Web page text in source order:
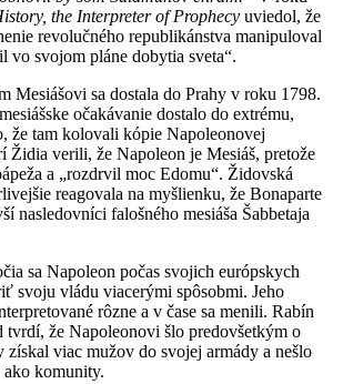
the Interpreter of Prophecy uviedol, že
revolučného republikánstva manipuloval
vo svojom pláne dobytia sveta“.
Mesiášovi sa dostala do Prahy v roku 1798.
očakávanie dostalo do extrému,
že tam kolovali kópie Napoleonovej
Židia verili, že Napoleon je Mesiáš, pretože
a „rozdrvil moc Edomu“. Židovská
reagovala na myšlienku, že Bonaparte
nasledovníci falošného mesiáša Šabbetaja
sa Napoleon počas svojich európskych
svoju vládu viacerými spôsobmi. Jeho
rôzne a v čase sa menili. Rabín
tvrdí, že Napoleonovi šlo predovšetkým o
získal viac mužov do svojej armády a nešlo
komunity.